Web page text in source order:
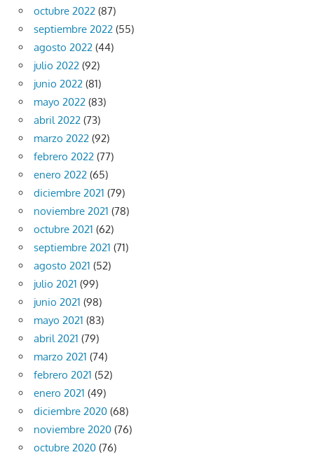
octubre 2022 (87)
septiembre 2022 (55)
agosto 2022 (44)
julio 2022 (92)
junio 2022 (81)
mayo 2022 (83)
abril 2022 (73)
marzo 2022 (92)
febrero 2022 (77)
enero 2022 (65)
diciembre 2021 (79)
noviembre 2021 (78)
octubre 2021 (62)
septiembre 2021 (71)
agosto 2021 (52)
julio 2021 (99)
junio 2021 (98)
mayo 2021 (83)
abril 2021 (79)
marzo 2021 (74)
febrero 2021 (52)
enero 2021 (49)
diciembre 2020 (68)
noviembre 2020 (76)
octubre 2020 (76)